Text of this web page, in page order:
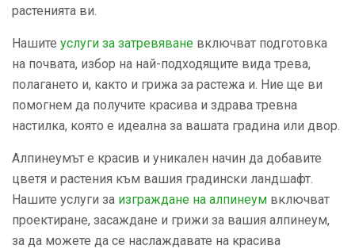
растенията ви.
Нашите услуги за затревяване включват подготовка
на почвата, избор на най-подходящите вида трева,
полагането и, както и грижа за растежа и. Ние ще ви
помогнем да получите красива и здрава тревна
настилка, която е идеална за вашата градина или двор.
Алпинеумът е красив и уникален начин да добавите
цветя и растения към вашия градински ландшафт.
Нашите услуги за изграждане на алпинеум включват
проектиране, засаждане и грижи за вашия алпинеум,
за да можете да се наслаждавате на красива